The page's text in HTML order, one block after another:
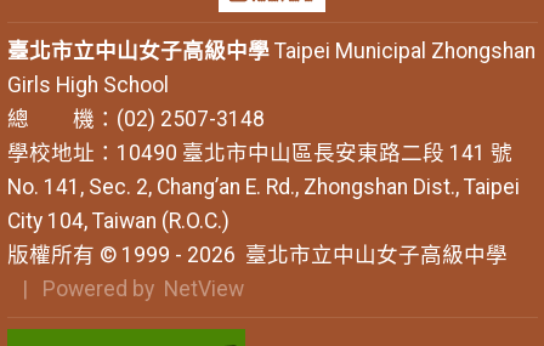
臺北市立中山女子高級中學Taipei Municipal Zhongshan
Girls High School
總 機：(02) 2507-3148
學校地址：10490 臺北市中山區長安東路二段 141 號
No. 141, Sec. 2, Chang’an E. Rd., Zhongshan Dist., Taipei
City 104, Taiwan (R.O.C.)
版權所有 © 1999 - 2026 臺北市立中山女子高級中學
| Powered by NetView